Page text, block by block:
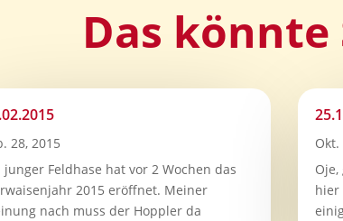
Das
28, 2015
junger Feldhase hat vor 2 Wochen das
2015 eröffnet. Meiner
nach muss der Hoppler da
Okt.
hier